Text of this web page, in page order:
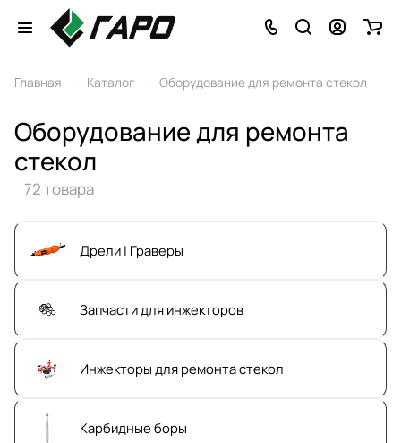
Главная – Каталог – Оборудование для ремонта стекол
Оборудование для ремонта
стекол
72 товара
Дрели | Граверы
Запчасти для инжекторов
Инжекторы для ремонта стекол
Карбидные боры